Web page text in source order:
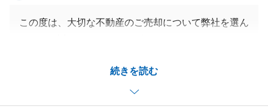
続きを読む
この度は、大切な不動産のご売却について弊社を選ん
を完了することが出来ました。
今後より成長できますよう、日々精進致します。
引き続きお困り事等ございましたらお気軽にご連絡下